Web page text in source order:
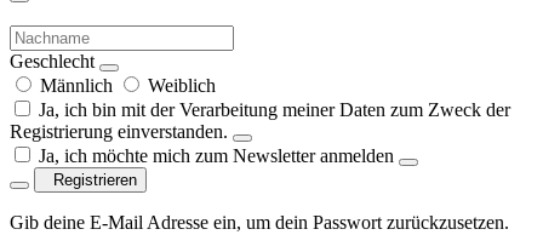
Geschlecht
Männlich
Weiblich
Ja, ich bin mit der Verarbeitung meiner Daten zum Zweck der
Registrierung einverstanden.
Ja, ich möchte mich zum Newsletter anmelden
Registrieren
Gib deine E-Mail Adresse ein, um dein Passwort zurückzusetzen.